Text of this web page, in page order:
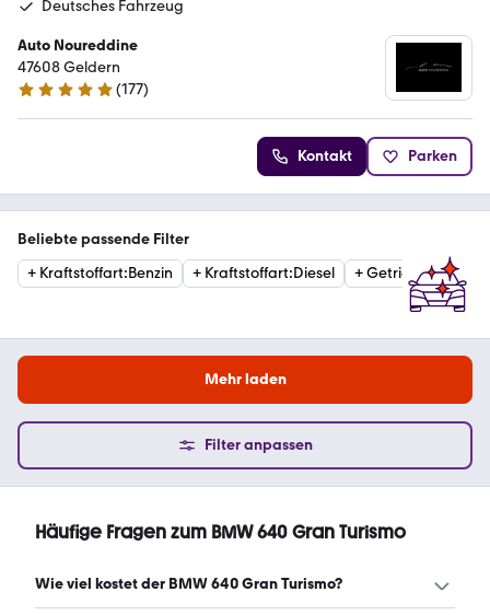
Deutsches Fahrzeug
Auto Noureddine
47608 Geldern
5 Sterne
(177)
Kontakt Parken
Beliebte passende Filter
+ Kraftstoffart:Benzin + Kraftstoffart:Diesel +Getriebe:
Mehr laden
Filter anpassen
Häufige Fragen zum BMW 640 Gran Turismo
Wie viel kostet der BMW 640 Gran Turismo?